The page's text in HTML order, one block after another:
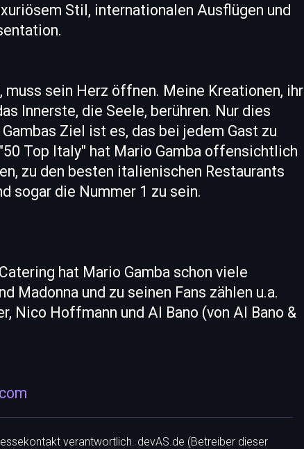
Stil, internationalen Ausflügen und
sein Herz öffnen. Meine Kreationen, ihr
Innerste, die Seele, berühren. Nur dies
Ziel ist es, das bei jedem Gast zu
Top Italy" hat Mario Gamba offensichtlich
zu den besten italienischen Restaurants
sogar die Nummer 1 zu sein.
hat Mario Gamba schon viele
Madonna und zu seinen Fans zählen u.a.
Nico Hoffmann und Al Bano (von Al Bano &
verantwortlich. devAS.de (Betreiber dieser